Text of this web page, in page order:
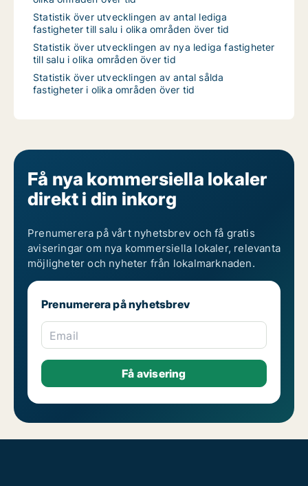
Statistik över utvecklingen av antal lediga
fastigheter till salu i olika områden över tid
Statistik över utvecklingen av nya lediga fastigheter
till salu i olika områden över tid
Statistik över utvecklingen av antal sålda
fastigheter i olika områden över tid
Få nya kommersiella lokaler
direkt i din inkorg
Prenumerera på vårt nyhetsbrev och få gratis
aviseringar om nya kommersiella lokaler, relevanta
möjligheter och nyheter från lokalmarknaden.
Prenumerera på nyhetsbrev
Email